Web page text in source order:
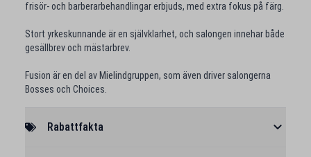
frisör- och barberarbehandlingar erbjuds, med extra fokus på färg.
Stort yrkeskunnande är en självklarhet, och salongen innehar både
gesällbrev och mästarbrev.
Fusion är en del av Mielindgruppen, som även driver salongerna
Bosses och Choices.
Rabattfakta